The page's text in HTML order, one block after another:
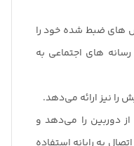
های ضبط شده خود را
های اجتماعی به
را نیز ارائه می‌دهد.
دوربین را می‌دهد و